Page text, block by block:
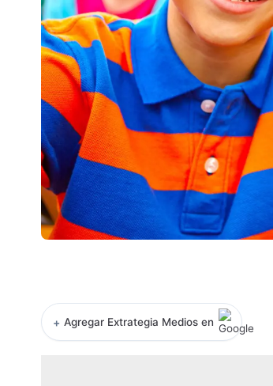
+ Agregar Extrategia Medios en